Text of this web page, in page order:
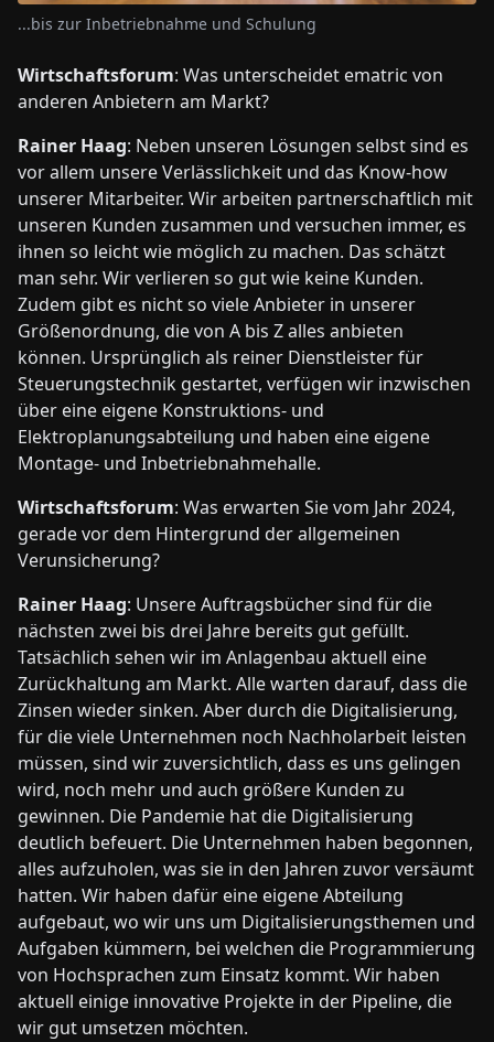
...bis zur Inbetriebnahme und Schulung
Wirtschaftsforum: Was unterscheidet ematric von
anderen Anbietern am Markt?
Rainer Haag: Neben unseren Lösungen selbst sind es
vor allem unsere Verlässlichkeit und das Know-how
unserer Mitarbeiter. Wir arbeiten partnerschaftlich mit
unseren Kunden zusammen und versuchen immer, es
ihnen so leicht wie möglich zu machen. Das schätzt
man sehr. Wir verlieren so gut wie keine Kunden.
Zudem gibt es nicht so viele Anbieter in unserer
Größenordnung, die von A bis Z alles anbieten
können. Ursprünglich als reiner Dienstleister für
Steuerungstechnik gestartet, verfügen wir inzwischen
über eine eigene Konstruktions- und
Elektroplanungsabteilung und haben eine eigene
Montage- und Inbetriebnahmehalle.
Wirtschaftsforum: Was erwarten Sie vom Jahr 2024,
gerade vor dem Hintergrund der allgemeinen
Verunsicherung?
Rainer Haag: Unsere Auftragsbücher sind für die
nächsten zwei bis drei Jahre bereits gut gefüllt.
Tatsächlich sehen wir im Anlagenbau aktuell eine
Zurückhaltung am Markt. Alle warten darauf, dass die
Zinsen wieder sinken. Aber durch die Digitalisierung,
für die viele Unternehmen noch Nachholarbeit leisten
müssen, sind wir zuversichtlich, dass es uns gelingen
wird, noch mehr und auch größere Kunden zu
gewinnen. Die Pandemie hat die Digitalisierung
deutlich befeuert. Die Unternehmen haben begonnen,
alles aufzuholen, was sie in den Jahren zuvor versäumt
hatten. Wir haben dafür eine eigene Abteilung
aufgebaut, wo wir uns um Digitalisierungsthemen und
Aufgaben kümmern, bei welchen die Programmierung
von Hochsprachen zum Einsatz kommt. Wir haben
aktuell einige innovative Projekte in der Pipeline, die
wir gut umsetzen möchten.